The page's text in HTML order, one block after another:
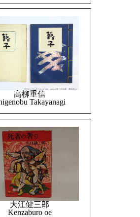
高柳重信
Takayanagi
大江健三郎
Kenzaburo oe